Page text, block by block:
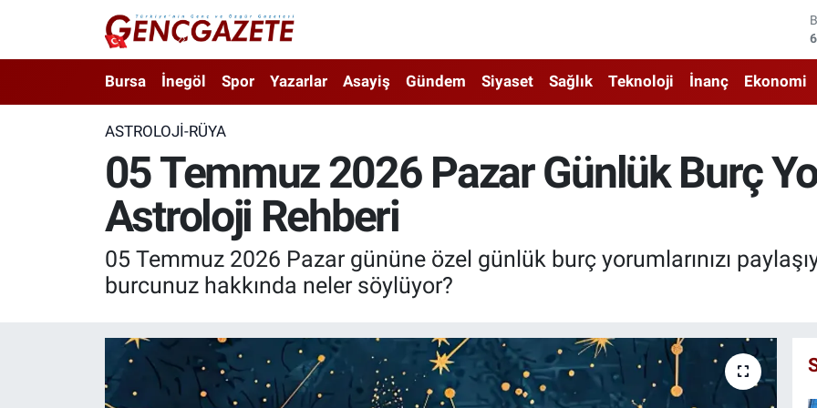
Bursa İnegöl Spor Yazarlar Asayiş Gündem Siyaset Sağlık Teknoloji İnanç Ekonomi
ASTROLOJI-RÜYA
05 Temmuz 2026 Pazar Günlük Burç
Astroloji Rehberi
05 Temmuz 2026 Pazar gününe özel günlük burç yorumlarınızı
burcunuz hakkında neler söylüyor?
3.SAYFA
Nöbetçi Eczaneler
Trafik Durumu
Süper Lig Puan Durumu ve Fikstür
Tüm Manşetler
Haber Arşivi